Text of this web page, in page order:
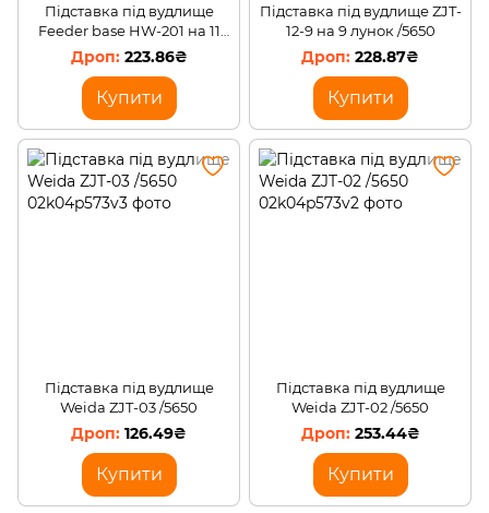
Підставка під вудлище
Feeder base HW-201 на 11
лунок /5650
223.86₴
Купити
Підставка під вудлище ZJT-
12-9 на 9 лунок /5650
228.87₴
Купити
Підставка під вудлище
Weida ZJT-03 /5650
126.49₴
Купити
Підставка під вудлище
Weida ZJT-02 /5650
253.44₴
Купити